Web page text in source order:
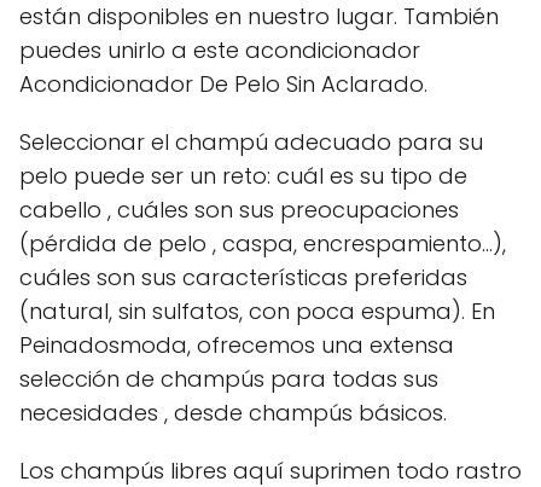
están disponibles en nuestro lugar. También
puedes unirlo a este acondicionador
Acondicionador De Pelo Sin Aclarado.
Seleccionar el champú adecuado para su
pelo puede ser un reto: cuál es su tipo de
cabello , cuáles son sus preocupaciones
(pérdida de pelo , caspa, encrespamiento...),
cuáles son sus características preferidas
(natural, sin sulfatos, con poca espuma). En
Peinadosmoda, ofrecemos una extensa
selección de champús para todas sus
necesidades , desde champús básicos.
Los champús libres aquí suprimen todo rastro